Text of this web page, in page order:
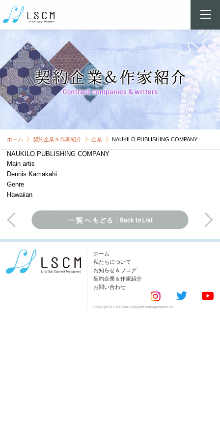
ホーム 契約企業＆作家紹介 企業 NAUKILO PUBLISHING COMPANY
NAUKILO PUBLISHING COMPANY
Main artis
Dennis Kamakahi
Genre
Hawaiian
前の記事へ
ホーム
私たちについて
お知らせ＆ブログ
契約企業＆作家紹介
お問い合わせ
Copyright © Little Star Copyright Managements Inc.